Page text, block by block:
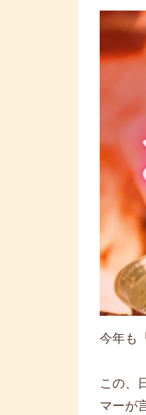
今年も
この、
マーが